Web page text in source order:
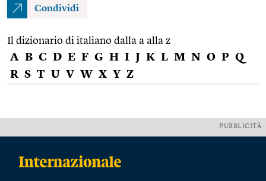
Condividi
Il dizionario di italiano dalla a alla z
A B C D E F G H I J K L M N O P Q
R S T U V W X Y Z
PUBBLICITÀ